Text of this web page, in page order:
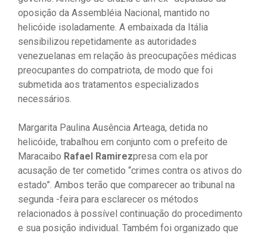
oposição da Assembléia Nacional, mantido no
helicóide isoladamente. A embaixada da Itália
sensibilizou repetidamente as autoridades
venezuelanas em relação às preocupações médicas
preocupantes do compatriota, de modo que foi
submetida aos tratamentos especializados
necessários.
Margarita Paulina Ausência Arteaga, detida no
helicóide, trabalhou em conjunto com o prefeito de
Maracaibo Rafael Ramirezpresa com ela por
acusação de ter cometido “crimes contra os ativos do
estado”. Ambos terão que comparecer ao tribunal na
segunda -feira para esclarecer os métodos
relacionados à possível continuação do procedimento
e sua posição individual. Também foi organizado que